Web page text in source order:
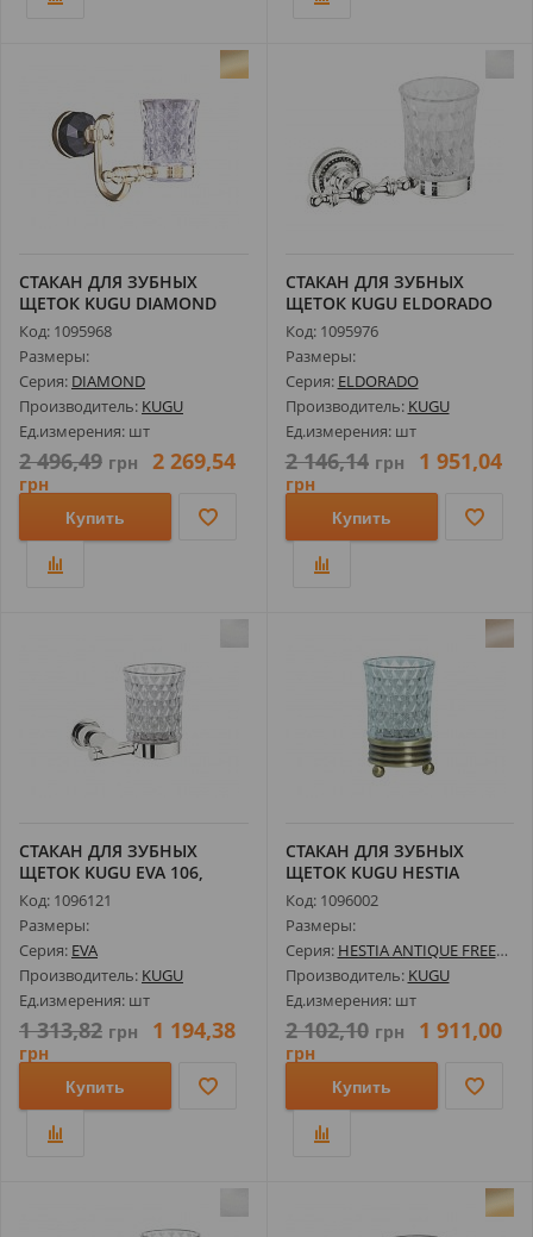
СТАКАН ДЛЯ ЗУБНЫХ
ЩЕТОК KUGU DIAMOND
1106G, ЗОЛОТО
Код: 1095968
Размеры:
Серия: DIAMOND
Производитель: KUGU
Ед.измерения: шт
2 496,49 грн 2 269,54
грн
Купить
СТАКАН ДЛЯ ЗУБНЫХ
ЩЕТОК KUGU ELDORADO
806С, ХРОМ
Код: 1095976
Размеры:
Серия: ELDORADO
Производитель: KUGU
Ед.измерения: шт
2 146,14 грн 1 951,04
грн
Купить
СТАКАН ДЛЯ ЗУБНЫХ
ЩЕТОК KUGU EVA 106,
ХРОМ
Код: 1096121
Размеры:
Серия: EVA
Производитель: KUGU
Ед.измерения: шт
1 313,82 грн 1 194,38
грн
Купить
СТАКАН ДЛЯ ЗУБНЫХ
ЩЕТОК KUGU HESTIA
ANTIQUE FREESTAN...
Код: 1096002
Размеры:
Серия: HESTIA ANTIQUE FREESTAND
Производитель: KUGU
Ед.измерения: шт
2 102,10 грн 1 911,00
грн
Купить